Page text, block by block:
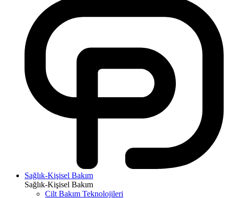
Sağlık-Kişisel Bakım
Sağlık-Kişisel Bakım
Cilt Bakım Teknolojileri